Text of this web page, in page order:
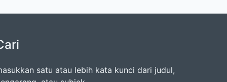
satu atau lebih kata kunci dari judul,